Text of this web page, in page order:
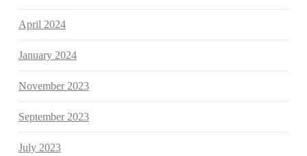
April 2024
January 2024
November 2023
September 2023
July 2023